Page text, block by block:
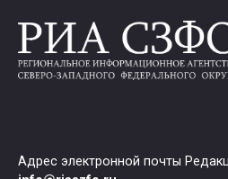
Адрес электронной почты